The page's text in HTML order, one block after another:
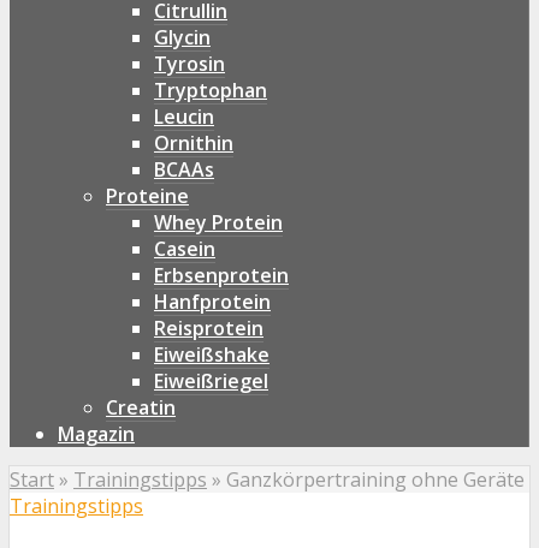
Citrullin
Glycin
Tyrosin
Tryptophan
Leucin
Ornithin
BCAAs
Proteine
Whey Protein
Casein
Erbsenprotein
Hanfprotein
Reisprotein
Eiweißshake
Eiweißriegel
Creatin
Magazin
Start» Trainingstipps » Ganzkörpertraining ohne Geräte
Trainingstipps